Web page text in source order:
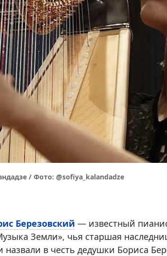
/ Фото: @sofiya_kalandadze
Березовский — известный
Земли», чья старшая
в честь дедушки Бориса